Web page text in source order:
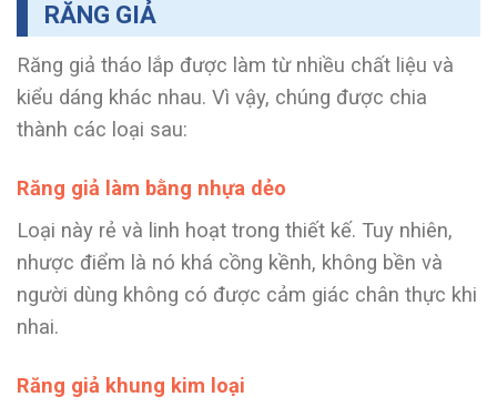
RĂNG GIẢ
Răng giả tháo lắp được làm từ nhiều chất liệu và
kiểu dáng khác nhau. Vì vậy, chúng được chia
thành các loại sau:
Răng giả làm bằng nhựa dẻo
Loại này rẻ và linh hoạt trong thiết kế. Tuy nhiên,
nhược điểm là nó khá cồng kềnh, không bền và
người dùng không có được cảm giác chân thực khi
nhai.
Răng giả khung kim loại